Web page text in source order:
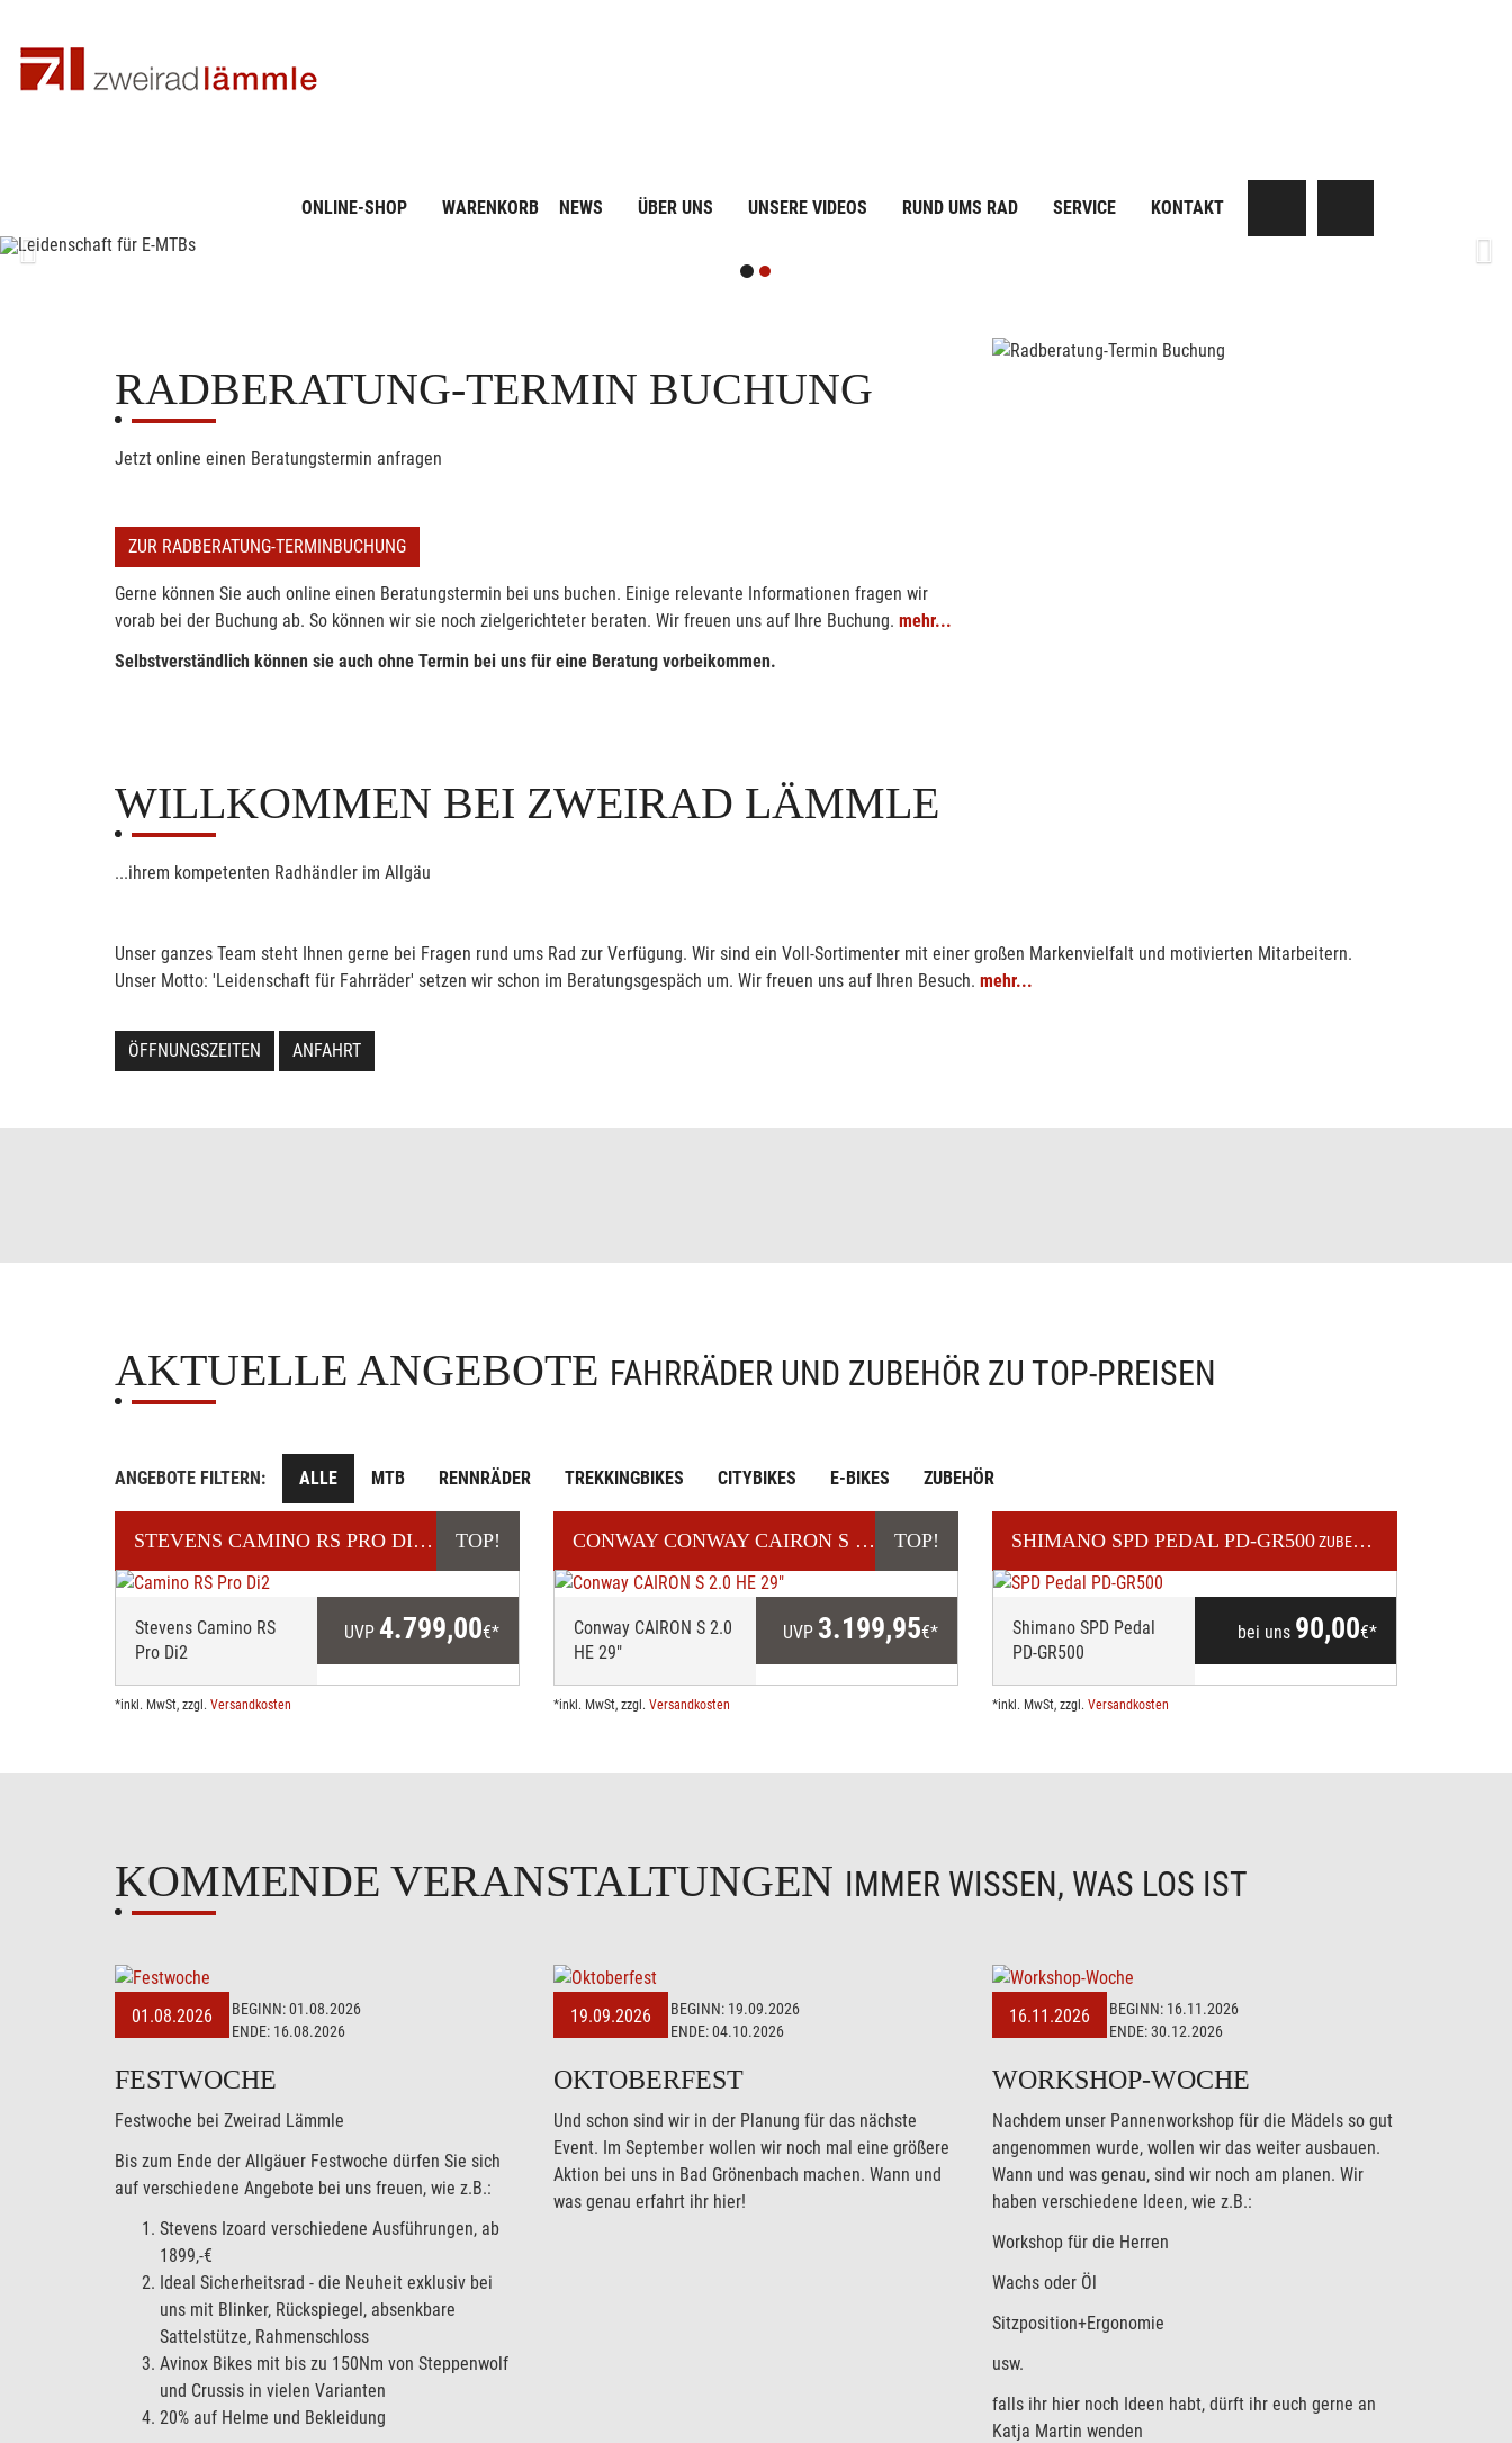
ONLINE-SHOP WARENKORB NEWS ÜBER UNS UNSERE VIDEOS RUND UMS RAD SERVICE KONTAKT
Previous
RADBERATUNG-TERMIN BUCHUNG
Jetzt online einen Beratungstermin anfragen
ZUR RADBERATUNG-TERMINBUCHUNG
Gerne können Sie auch online einen Beratungstermin bei uns buchen. Einige relevante Informationen fragen wir
vorab bei der Buchung ab. So können wir sie noch zielgerichteter beraten. Wir freuen uns auf Ihre Buchung. mehr...
Selbstverständlich können sie auch ohne Termin bei uns für eine Beratung vorbeikommen.
WILLKOMMEN BEI ZWEIRAD LÄMMLE
...ihrem kompetenten Radhändler im Allgäu
Unser ganzes Team steht Ihnen gerne bei Fragen rund ums Rad zur Verfügung. Wir sind ein Voll-Sortimenter mit einer großen Markenvielfalt und motivierten Mitarbeitern.
Unser Motto: 'Leidenschaft für Fahrräder' setzen wir schon im Beratungsgespäch um. Wir freuen uns auf Ihren Besuch. mehr...
ÖFFNUNGSZEITEN ANFAHRT
AKTUELLE ANGEBOTE FAHRRÄDER UND ZUBEHÖR ZU TOP-PREISEN
ANGEBOTE FILTERN: ALLE MTB RENNRÄDER TREKKINGBIKES CITYBIKES E-BIKES ZUBEHÖR
STEVENS CAMINO RS PRO DI2 GRAVELBIKE
TOP!
Stevens Camino RS
Pro Di2
UVP 4.799,00€*
*inkl. MwSt, zzgl. Versandkosten
CONWAY CONWAY CAIRON S 2.0 HE 29" E-MOUNTAINBIKE
TOP!
Conway CAIRON S 2.0
HE 29"
UVP 3.199,95€*
*inkl. MwSt, zzgl. Versandkosten
SHIMANO SPD PEDAL PD-GR500ZUBEHÖR / TEILE
Shimano SPD Pedal
PD-GR500
bei uns 90,00€*
*inkl. MwSt, zzgl. Versandkosten
KOMMENDE VERANSTALTUNGEN IMMER WISSEN, WAS LOS IST
01.08.2026 BEGINN:01.08.2026
ENDE: 16.08.2026
FESTWOCHE
Festwoche bei Zweirad Lämmle
Bis zum Ende der Allgäuer Festwoche dürfen Sie sich
auf verschiedene Angebote bei uns freuen, wie z.B.:
Stevens Izoard verschiedene Ausführungen, ab
1899,-€
Ideal Sicherheitsrad - die Neuheit exklusiv bei
uns mit Blinker, Rückspiegel, absenkbare
Sattelstütze, Rahmenschloss
Avinox Bikes mit bis zu 150Nm von Steppenwolf
und Crussis in vielen Varianten
20% auf Helme und Bekleidung
19.09.2026 BEGINN: 19.09.2026
ENDE:04.10.2026
OKTOBERFEST
Und schon sind wir in der Planung für das nächste
Event. Im September wollen wir noch mal eine größere
Aktion bei uns in Bad Grönenbach machen. Wann und
was genau erfahrt ihr hier!
16.11.2026 BEGINN: 16.11.2026
ENDE:30.12.2026
WORKSHOP-WOCHE
Nachdem unser Pannenworkshop für die Mädels so gut
angenommen wurde, wollen wir das weiter ausbauen.
Wann und was genau, sind wir noch am planen. Wir
haben verschiedene Ideen, wie z.B.:
Workshop für die Herren
Wachs oder Öl
Sitzposition+Ergonomie
usw.
falls ihr hier noch Ideen habt, dürft ihr euch gerne an
Katja Martin wenden